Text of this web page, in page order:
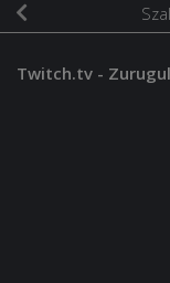
Twitch.tv -